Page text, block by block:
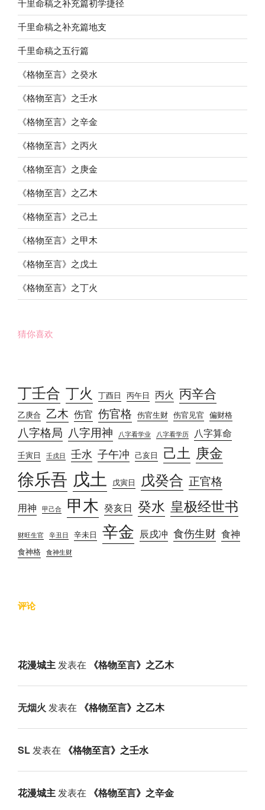
千里命稿之补充篇初学捷径
千里命稿之补充篇地支
千里命稿之五行篇
《格物至言》之癸水
《格物至言》之壬水
《格物至言》之辛金
《格物至言》之丙火
《格物至言》之庚金
《格物至言》之乙木
《格物至言》之己土
《格物至言》之甲木
《格物至言》之戊土
《格物至言》之丁火
猜你喜欢
丁壬合 丁火 丁酉日 丙午日 丙火 丙辛合
乙庚合 乙木 伤官 伤官格 伤官生财 伤官见官 偏财格
八字格局 八字用神 八字看学业 八字看学历 八字算命
壬寅日 壬戌日 壬水 子午冲 己亥日 己土 庚金
徐乐吾 戊土 戊寅日 戊癸合 正官格
用神 甲己合 甲木 癸亥日 癸水 皇极经世书
财旺生官 辛丑日 辛未日 辛金 辰戌冲 食伤生财 食神
食神格 食神生财
评论
花漫城主发表在 《格物至言》之乙木
无烟火 发表在 《格物至言》之乙木
SL发表在 《格物至言》之壬水
花漫城主发表在 《格物至言》之辛金